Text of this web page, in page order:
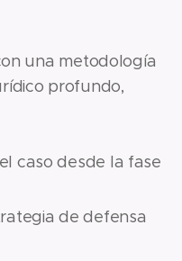
una metodología
profundo,
caso desde la fase
de defensa